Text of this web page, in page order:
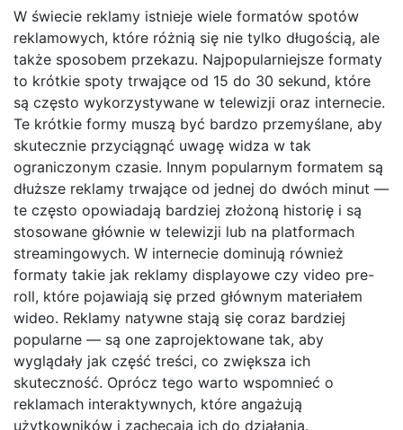
W świecie reklamy istnieje wiele formatów spotów
reklamowych, które różnią się nie tylko długością, ale
także sposobem przekazu. Najpopularniejsze formaty
to krótkie spoty trwające od 15 do 30 sekund, które
są często wykorzystywane w telewizji oraz internecie.
Te krótkie formy muszą być bardzo przemyślane, aby
skutecznie przyciągnąć uwagę widza w tak
ograniczonym czasie. Innym popularnym formatem są
dłuższe reklamy trwające od jednej do dwóch minut —
te często opowiadają bardziej złożoną historię i są
stosowane głównie w telewizji lub na platformach
streamingowych. W internecie dominują również
formaty takie jak reklamy displayowe czy video pre-
roll, które pojawiają się przed głównym materiałem
wideo. Reklamy natywne stają się coraz bardziej
popularne — są one zaprojektowane tak, aby
wyglądały jak część treści, co zwiększa ich
skuteczność. Oprócz tego warto wspomnieć o
reklamach interaktywnych, które angażują
użytkowników i zachęcają ich do działania.